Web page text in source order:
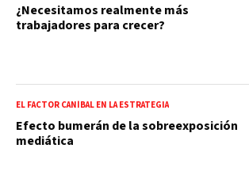
¿Necesitamos realmente más
trabajadores para crecer?
EL FACTOR CANÍBAL EN LA ESTRATEGIA
Efecto bumerán de la sobreexposición
mediática